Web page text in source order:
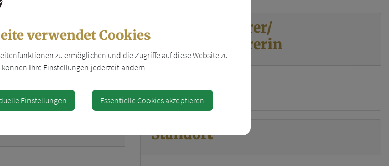
Geschäftsführer/
Geschäftsführerin
Schachnersiedlung 154
Standort
verwendet Cookies
zu ermöglichen und die Zugriffe auf diese Website zu
können Ihre Einstellungen jederzeit ändern.
Einstellungen Essentielle Cookies akzeptieren